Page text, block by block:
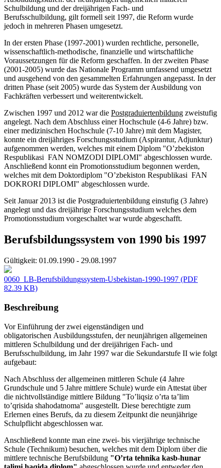
Schulbildung und der dreijährigen Fach- und
Berufsschulbildung, gilt formell seit 1997, die Reform wurde
jedoch in mehreren Phasen umgesetzt.
In der ersten Phase (1997-2001) wurden rechtliche, personelle,
wissenschaftlich-methodische, finanzielle und wirtschaftliche
Voraussetzungen für die Reform geschaffen. In der zweiten Phase
(2001-2005) wurde das Nationale Programm umfassend umgesetzt
und ausgehend von den gesammelten Erfahrungen angepasst. In der
dritten Phase (seit 2005) wurde das System der Ausbildung von
Fachkräften verbessert und weiterentwickelt.
Zwischen 1997 und 2012 war die Postgraduiertenbildung zweistufig
angelegt. Nach dem Abschluss einer Hochschule (4-6 Jahre) bzw.
einer medizinischen Hochschule (7-10 Jahre) mit dem Magister,
konnte ein dreijähriges Forschungsstudium (Aspirantur, Adjunktur)
aufgenommen werden, welches mit einem Diplom "O’zbekiston
Respublikasi FAN NOMZODI DIPLOMI" abgeschlossen wurde.
Anschließend konnt ein Promotionsstudium begonnen werden,
welches mit dem Doktordiplom "O’zbekiston Respublikasi FAN
DOKRORI DIPLOMI" abgeschlossen wurde.
Seit Januar 2013 ist die Postgraduiertenbildung einstufig (3 Jahre)
angelegt und das dreijährige Forschungsstudium welches dem
Promotionsstudium vorgeschaltet war wurde abgeschafft.
Berufsbildungssystem von 1990 bis 1997
Gültigkeit: 01.09.1990 - 29.08.1997
0060_LB-Berufsbildungssystem-Usbekistan-1990-1997 (PDF
82.39 KB)
Beschreibung
Vor Einführung der zwei eigenständigen und
obligatorischen Ausbildungsstufen, der neunjährigen allgemeinen
mittleren Schulbildung und der dreijährigen Fach- und
Berufsschulbildung, im Jahr 1997 war die Sekundarstufe II wie folgt
aufgebaut:
Nach Abschluss der allgemeinen mittleren Schule (4 Jahre
Grundschule und 5 Jahre mittlere Schule) wurde ein Attestat über
die nichtvollständige mittlere Bildung "To’liqsiz o’rta ta’lim
to’qrisida shahodatnoma" ausgestellt. Diese berechtigte zum
Erlernen eines Berufs, da zu diesem Zeitpunkt die neunjährige
Schulpflicht abgeschlossen war.
Anschließend konnte man eine zwei- bis vierjährige technische
Schule (Technikum) besuchen, welches mit dem Diplom über die
mittlere technische Berufsbildung "O’rta tehnika kasb-hunar